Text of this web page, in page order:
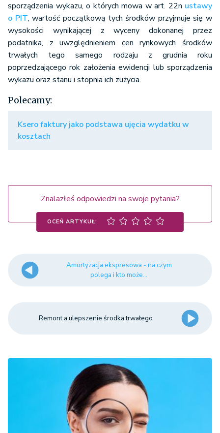
sporządzenia wykazu, o których mowa w art. 22n ustawy
o PIT, wartość początkową tych środków przyjmuje się w
wysokości wynikającej z wyceny dokonanej przez
podatnika, z uwzględnieniem cen rynkowych środków
trwałych tego samego rodzaju z grudnia roku
poprzedzającego rok założenia ewidencji lub sporządzenia
wykazu oraz stanu i stopnia ich zużycia.
Polecamy:
Ksero faktury jako podstawa ujęcia wydatku w
kosztach
Znalazłeś odpowiedzi na swoje pytania?
OCEŃ ARTYKUŁ:
Amortyzacja ekspresowa - na czym
polega i kto może...
Remont a ulepszenie środka trwałego